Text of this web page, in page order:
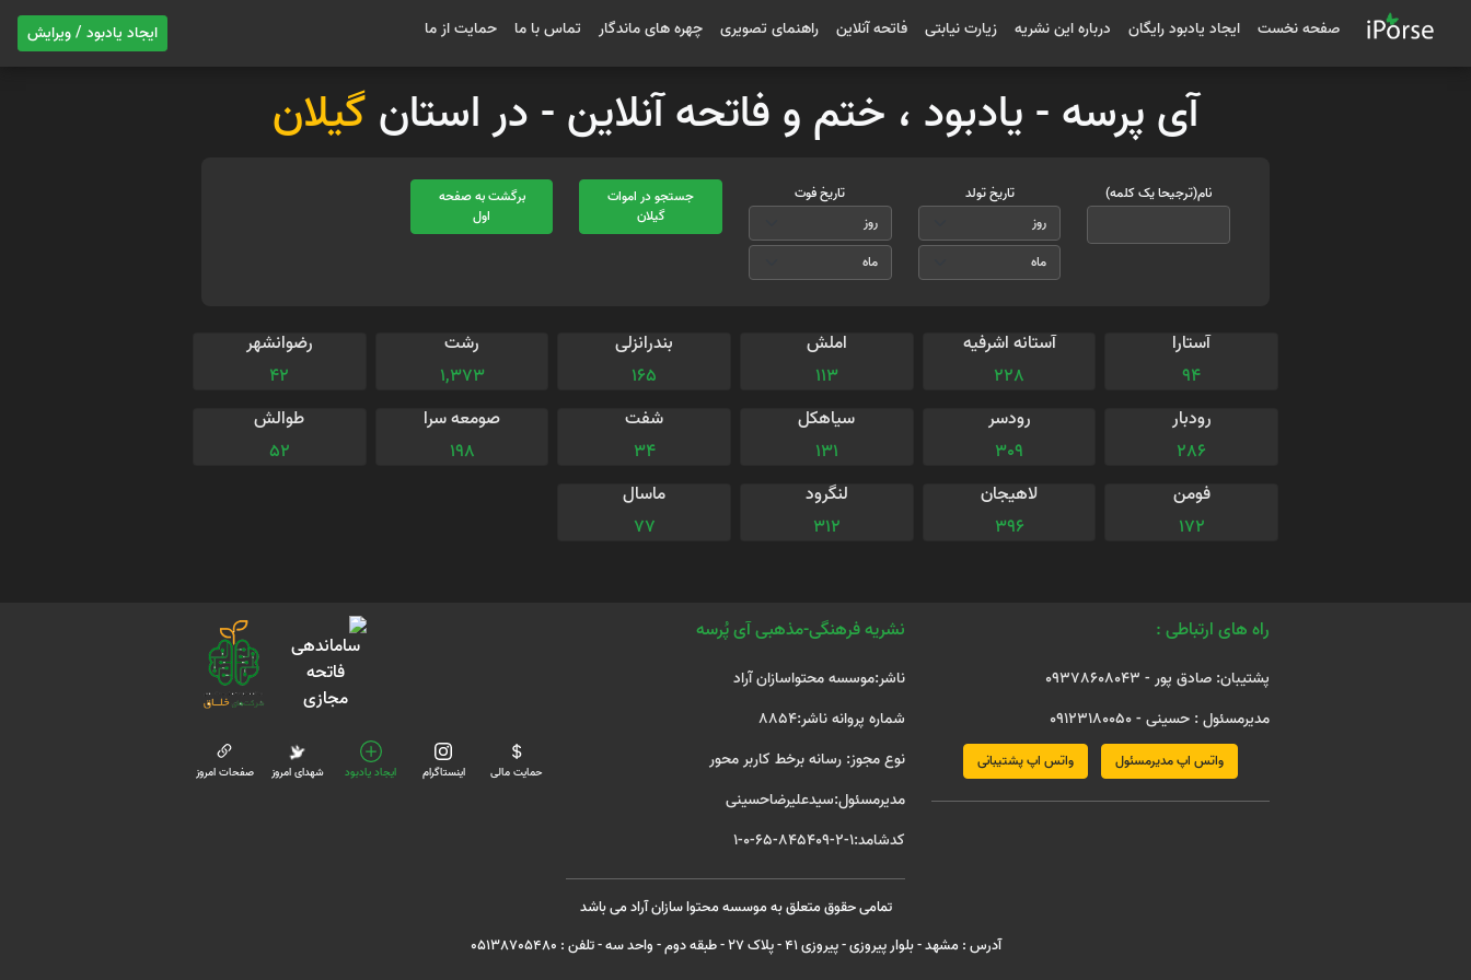
ایجاد یادبود / ویرایش صفحه نخست ایجاد یادبود رایگان درباره این نشریه زیارت نیابتی فاتحه آنلاین راهنمای تصویری چهره های ماندگار تماس با ما حمایت از ما
آی پرسه - یادبود ، ختم و فاتحه آنلاین - در استان گیلان
نام(ترجیحا یک کلمه) تاریخ تولد تاریخ فوت
جستجو در اموات
گیلان
برگشت به صفحه
اول
آستارا
94
آستانه اشرفیه
228
املش
113
بندرانزلی
165
رشت
1,373
رضوانشهر
42
رودبار
286
رودسر
309
سیاهکل
131
شفت
34
صومعه سرا
198
طوالش
52
فومن
172
لاهیجان
396
لنگرود
312
ماسال
77
راه های ارتباطی :
پشتیبان: صادق پور - 09378608043
مدیرمسئول : حسینی - 09123180050
واتس اپ مدیرمسئول واتس اپ پشتیبانی
نشریه فرهنگی-مذهبی آی پُرسه
ناشر:موسسه محتواسازان آراد
شماره پروانه ناشر:8854
نوع مجوز: رسانه برخط کاربر محور
مدیرمسئول:سیدعلیرضاحسینی
کدشامد:1-2-845409-65-0-1
حمایت مالی اینستاگرام ایجاد یادبود شهدای امروز صفحات امروز
تمامی حقوق متعلق به موسسه محتوا سازان آراد می باشد
آدرس : مشهد - بلوار پیروزی - پیروزی 41 - پلاک 27 - طبقه دوم - واحد سه - تلفن : 05138705480